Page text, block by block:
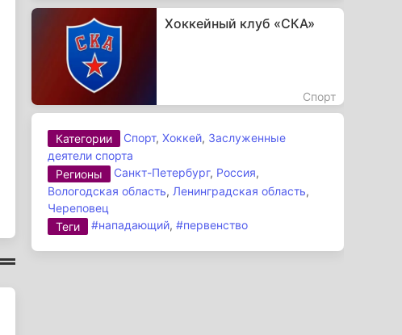
Хоккейный клуб «СКА»
Спорт
Категории Спорт,Хоккей, Заслуженные
деятели спорта
Регионы
Санкт-Петербург, Россия,
Вологодская область, Ленинградская область,
Череповец
Теги
#нападающий,#первенство